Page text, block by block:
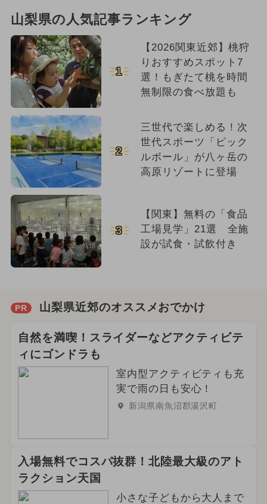
山梨県の人気記事ランキング
1
【2026関東近郊】桃狩
りおすすめスポット7
選！もぎたて桃を時間
無制限の食べ放題も
2
三世代で楽しめる！次
世代スポーツ「ピック
ルボール」が八ヶ岳の
高原リゾートに登場
3
【関東】無料の「食品
工場見学」21選 全施
設が試食・試飲付き
PR 山梨県近郊のオススメおでかけ
自然を満喫！スライダーなどアクティビテ
ィにゴンドラも
室内型アクティビティも充
実で雨の日も安心！
新潟県南魚沼郡湯沢町
入場無料でコスパ抜群！北陸最大級のアト
ラクション天国
小さな子どもから大人まで